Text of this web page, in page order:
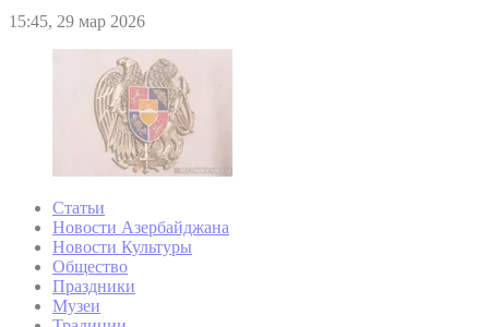
15:45, 29 мар 2026
Статьи
Новости Азербайджана
Новости Культуры
Общество
Праздники
Музеи